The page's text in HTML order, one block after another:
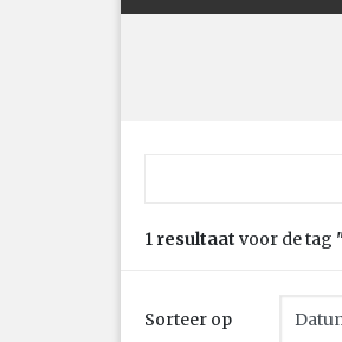
1 resultaat voor de tag
Sorteer op